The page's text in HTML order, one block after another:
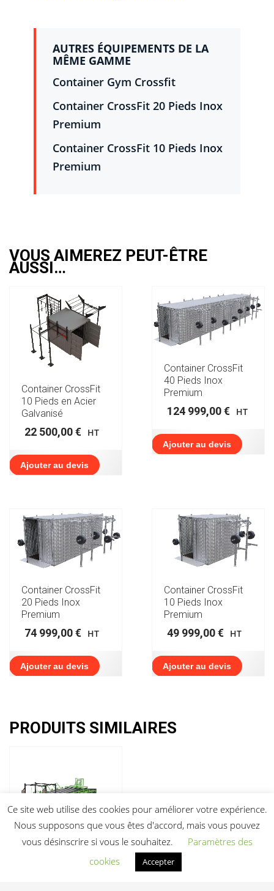
AUTRES ÉQUIPEMENTS DE LA
MÊME GAMME
Container Gym Crossfit
Container CrossFit 20 Pieds Inox
Premium
Container CrossFit 10 Pieds Inox
Premium
VOUS AIMEREZ PEUT-ÊTRE
AUSSI…
Container CrossFit
10 Pieds en Acier
Galvanisé
22 500,00€ HT
Ajouter au devis
Container CrossFit
40 Pieds Inox
Premium
124 999,00€ HT
Ajouter au devis
Container CrossFit
20 Pieds Inox
Premium
74 999,00€ HT
Ajouter au devis
Container CrossFit
10 Pieds Inox
Premium
49 999,00€ HT
Ajouter au devis
PRODUITS SIMILAIRES
Ce site web utilise des cookies pour améliorer votre expérience.
Nous supposons que vous êtes d'accord, mais vous pouvez
vous désinscrire si vous le souhaitez.
Paramètres des
cookies
Accepter